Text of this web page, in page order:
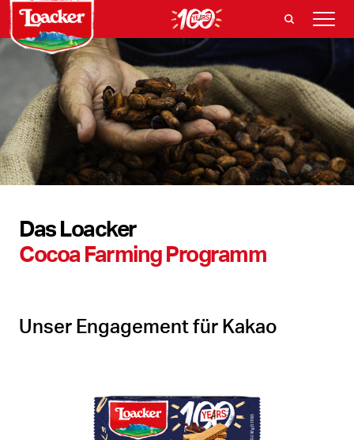
Das Loacker
Cocoa Farming Programm
Unser Engagement für Kakao